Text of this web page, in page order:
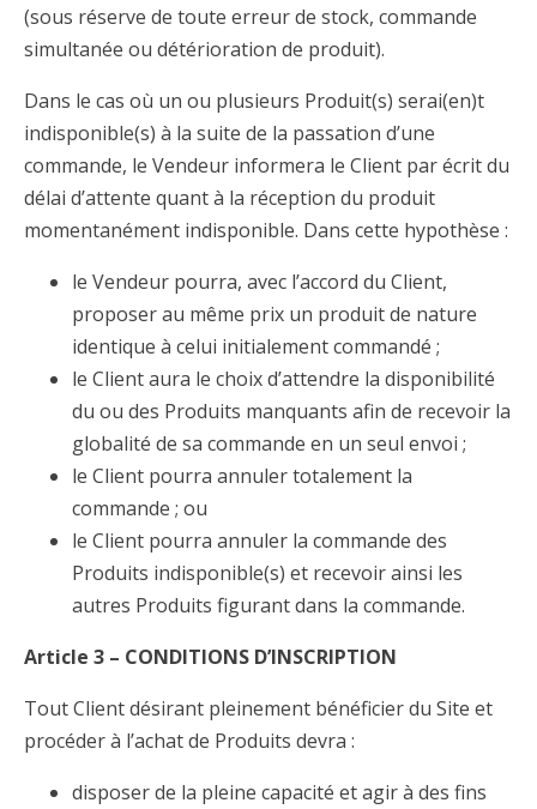
(sous réserve de toute erreur de stock, commande
simultanée ou détérioration de produit).
Dans le cas où un ou plusieurs Produit(s) serai(en)t
indisponible(s) à la suite de la passation d’une
commande, le Vendeur informera le Client par écrit du
délai d’attente quant à la réception du produit
momentanément indisponible. Dans cette hypothèse :
le Vendeur pourra, avec l’accord du Client,
proposer au même prix un produit de nature
identique à celui initialement commandé ;
le Client aura le choix d’attendre la disponibilité
du ou des Produits manquants afin de recevoir la
globalité de sa commande en un seul envoi ;
le Client pourra annuler totalement la
commande ; ou
le Client pourra annuler la commande des
Produits indisponible(s) et recevoir ainsi les
autres Produits figurant dans la commande.
Article 3 – CONDITIONS D’INSCRIPTION
Tout Client désirant pleinement bénéficier du Site et
procéder à l’achat de Produits devra :
disposer de la pleine capacité et agir à des fins